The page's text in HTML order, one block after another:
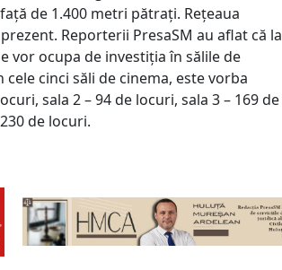
de 1.400 metri pătrați. Rețeaua
Reporterii PresaSM au aflat că la
vor ocupa de investiția în sălile de
cinci săli de cinema, este vorba
sala 2 – 94 de locuri, sala 3 – 169 de
de locuri.